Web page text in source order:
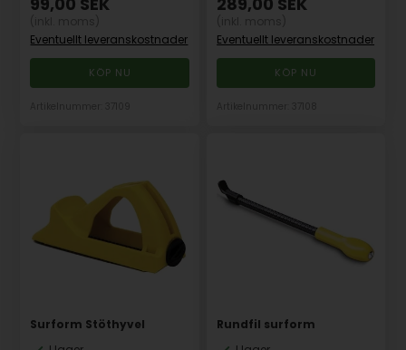
Eventuellt leveranskostnader
Eventuellt leveranskostnader
Surform Stöthyvel
Rundfil surform